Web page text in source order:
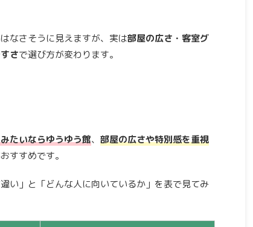
なさそうに見えますが、実は部屋の広さ・客室グ
さで選び方が変わります。
たいならゆうゆう館、 部屋の広さや特別感を重視
すすめです。
い」と「どんな人に向いているか」を表で見てみ